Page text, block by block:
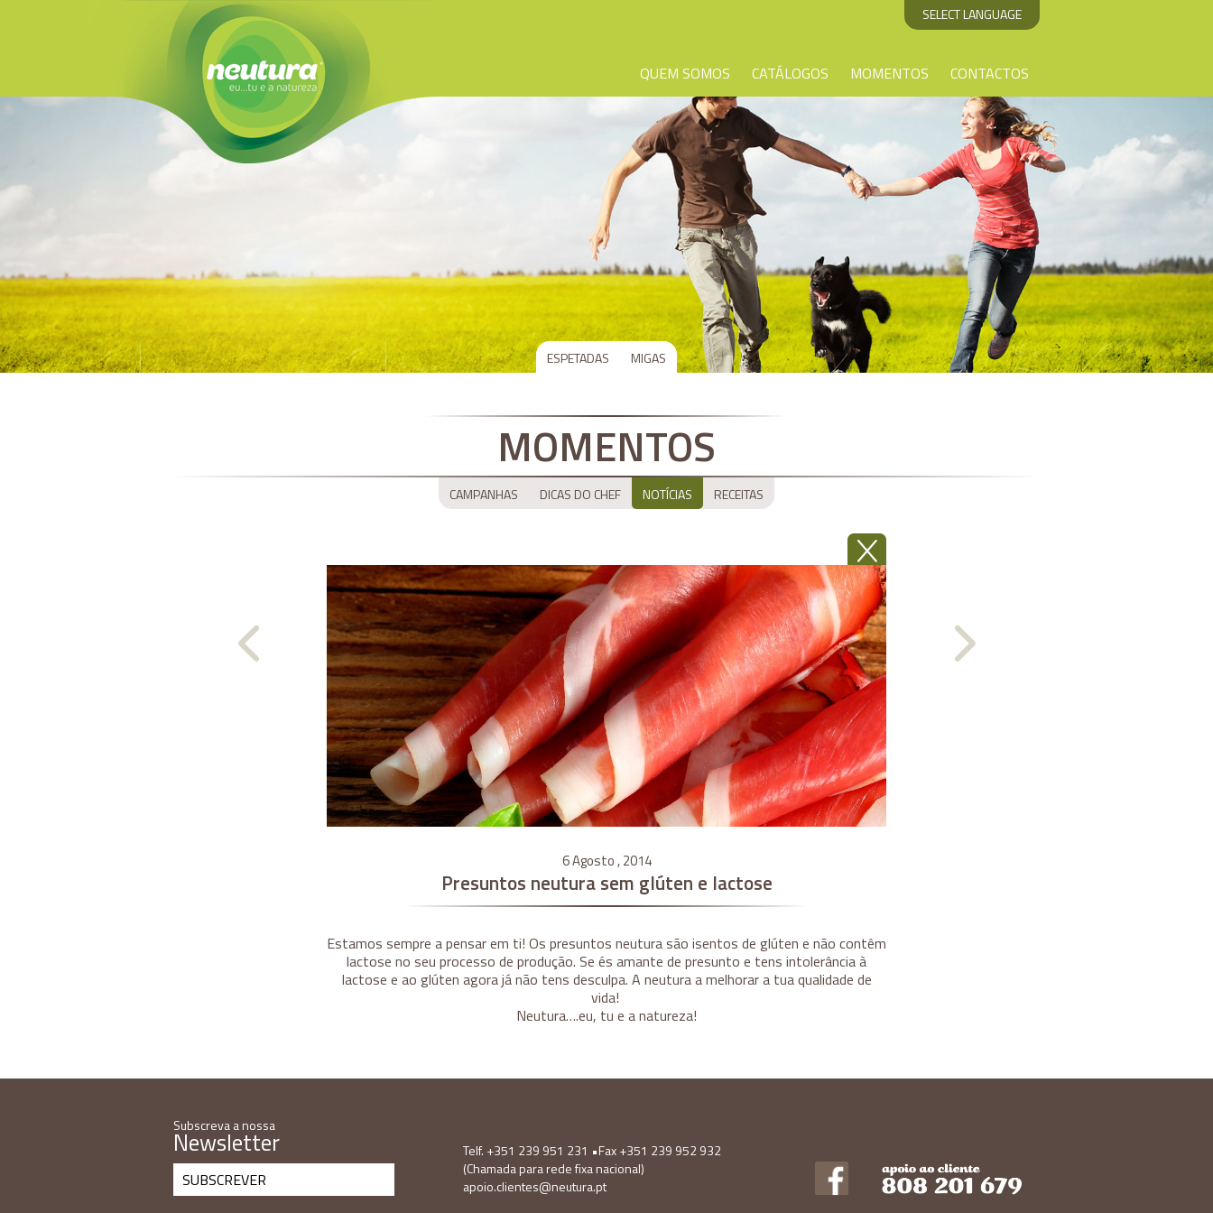
QUEM SOMOS CATÁLOGOS MOMENTOS CONTACTOS
SELECT LANGUAGE
ESPETADAS MIGAS
MOMENTOS
CAMPANHAS DICAS DO CHEF NOTÍCIAS RECEITAS
6 Agosto , 2014
Presuntos neutura sem glúten e lactose
Estamos sempre a pensar em ti! Os presuntos neutura são isentos de glúten e não contêm
lactose no seu processo de produção. Se és amante de presunto e tens intolerância à
lactose e ao glúten agora já não tens desculpa. A neutura a melhorar a tua qualidade de
vida!
Neutura….eu, tu e a natureza!
Subscreva a nossa
Newsletter
SUBSCREVER
Telf. +351 239 951 231 •Fax +351 239 952 932
(Chamada para rede fixa nacional)
apoio.clientes@neutura.pt